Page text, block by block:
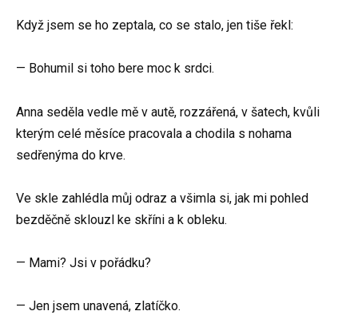
Když jsem se ho zeptala, co se stalo, jen tiše řekl:
— Bohumil si toho bere moc k srdci.
Anna seděla vedle mě v autě, rozzářená, v šatech, kvůli
kterým celé měsíce pracovala a chodila s nohama
sedřenýma do krve.
Ve skle zahlédla můj odraz a všimla si, jak mi pohled
bezděčně sklouzl ke skříni a k obleku.
— Mami? Jsi v pořádku?
— Jen jsem unavená, zlatíčko.